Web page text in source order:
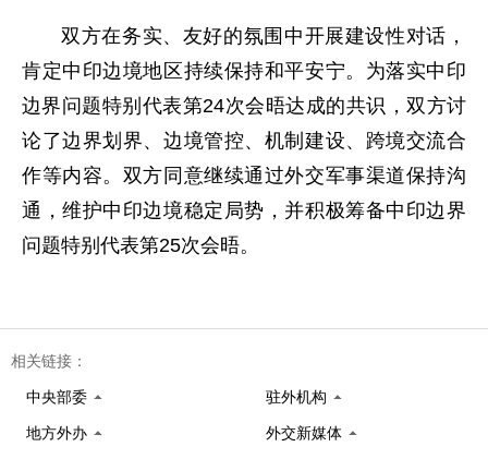
双方在务实、友好的氛围中开展建设性对话，
肯定中印边境地区持续保持和平安宁。为落实中印
边界问题特别代表第24次会晤达成的共识，双方讨
论了边界划界、边境管控、机制建设、跨境交流合
作等内容。双方同意继续通过外交军事渠道保持沟
通，维护中印边境稳定局势，并积极筹备中印边界
问题特别代表第25次会晤。
相关链接：
中央部委 驻外机构
地方外办 外交新媒体